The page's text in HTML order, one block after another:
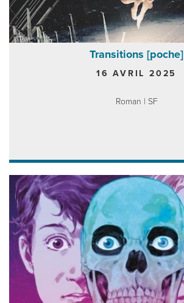
Transitions [poche]
16 AVRIL 2025
Roman | SF